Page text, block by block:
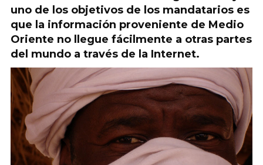
uno de los objetivos de los mandatarios es
que la información proveniente de Medio
Oriente no llegue fácilmente a otras partes
del mundo a través de la Internet.